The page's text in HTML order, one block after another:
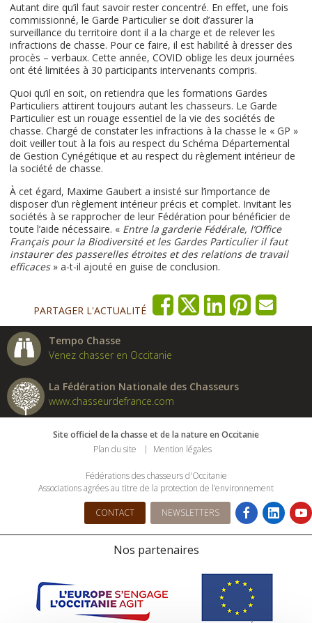
Autant dire qu’il faut savoir rester concentré. En effet, une fois
commissionné, le Garde Particulier se doit d’assurer la
surveillance du territoire dont il a la charge et de relever les
infractions de chasse. Pour ce faire, il est habilité à dresser des
procès – verbaux. Cette année, COVID oblige les deux journées
ont été limitées à 30 participants intervenants compris.
Quoi qu’il en soit, on retiendra que les formations Gardes
Particuliers attirent toujours autant les chasseurs. Le Garde
Particulier est un rouage essentiel de la vie des sociétés de
chasse. Chargé de constater les infractions à la chasse le « GP »
doit veiller tout à la fois au respect du Schéma Départemental
de Gestion Cynégétique et au respect du règlement intérieur de
la société de chasse.
À cet égard, Maxime Gaubert a insisté sur l’importance de
disposer d’un règlement intérieur précis et complet. Invitant les
sociétés à se rapprocher de leur Fédération pour bénéficier de
toute l’aide nécessaire. « Entre la garderie Fédérale, l’Office
Français pour la Biodiversité et les Gardes Particulier il faut
instaurer des passerelles étroites et des relations de travail
efficaces» a-t-il ajouté en guise de conclusion.
PARTAGER L'ACTUALITÉ
Tempo Chasse
Venez chasser en Occitanie
La Fédération Nationale des Chasseurs
www.chasseurdefrance.com
Site officiel de la chasse et de la nature en Occitanie
Plan du site
Mention légales
Fédérations des chasseurs d'Occitanie
Associations agrées au titre de la protection de l’environnement
CONTACT NEWSLETTERS
Nos partenaires